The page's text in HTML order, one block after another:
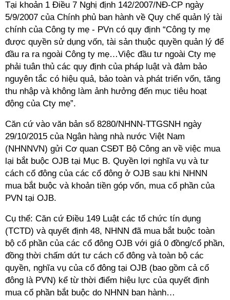
Tại khoản 1 Điều 7 Nghị định 142/2007/NĐ-CP ngày
5/9/2007 của Chính phủ ban hành về Quy chế quản lý tài
chính của Công ty mẹ - PVn có quy định “Công ty mẹ
được quyền sử dụng vốn, tài sản thuộc quyền quản lý để
đầu ra ra ngoài Công ty mẹ…Việc đầu tư ngoài Cty mẹ
phải tuân thủ các quy định của pháp luật và đảm bảo
nguyên tắc có hiệu quả, bảo toàn và phát triển vốn, tăng
thu nhập và không làm ảnh hưởng đến mục tiêu hoạt
động của Cty mẹ”.
Căn cứ vào văn bản số 8280/NHNN-TTGSNH ngày
29/10/2015 của Ngân hàng nhà nước Việt Nam
(NHNNVN) gửi Cơ quan CSĐT Bộ Công an về việc mua
lại bắt buộc OJB tại Mục B. Quyền lợi nghĩa vụ và tư
cách cổ đông của các cổ đông ở OJB sau khi NHNN
mua bắt buộc và khoản tiền góp vốn, mua cổ phần của
PVN tại OJB.
Cụ thể: Căn cứ Điều 149 Luật các tổ chức tín dụng
(TCTD) và quyết định 48, NHNN đã mua bắt buộc toàn
bộ cổ phần của các cổ đông OJB với giá 0 đồng/cổ phần,
đồng thời chấm dứt tư cách cổ đông và toàn bộ các
quyền, nghĩa vụ của cổ đông tại OJB (bao gồm cả cổ
đông là PVN) kể từ thời điểm hiệu lực của quyết định
mua cổ phần bắt buộc do NHNN ban hành…